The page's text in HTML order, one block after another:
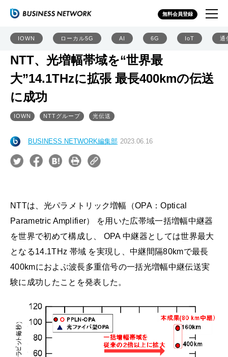
無料会員登録
IOWN ローカル5G AI 6G IoT 通
NTT、光増幅帯域を“世界最
大”14.1THzに拡張 最長400kmの伝送
に成功
IOWN NTTグループ 光伝送
BUSINESS NETWORK編集部 2023.06.16
NTTは、光パラメトリック増幅（OPA：Optical
Parametric Amplifier） を用いた広帯域一括増幅中継器
を世界で初めて構成し、 OPA 中継器としては世界最大
となる14.1THz 帯域 を実現し、中継間隔80kmで最長
400kmにおよぶ波長多重信号の一括光増幅中継伝送実
験に成功したことを発表した。